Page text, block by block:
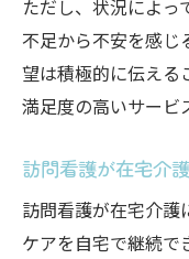
ただし、状況によっ
不足から不安を感
望は積極的に伝える
満足度の高いサービ
訪問看護が在宅介
訪問看護が在宅介護
ケアを自宅で継続で